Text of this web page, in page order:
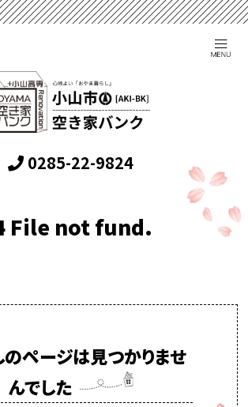
0285-22-9824
File not fund.
のページは見つかりませ
んでした